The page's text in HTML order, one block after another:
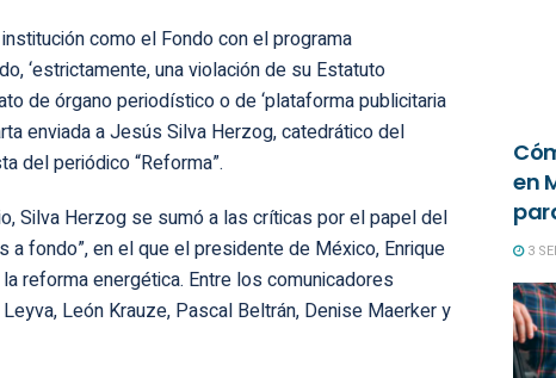
como el Fondo con el programa
‘estrictamente, una violación de su Estatuto
de órgano periodístico o de ‘plataforma publicitaria
enviada a Jesús Silva Herzog, catedrático del
del periódico “Reforma”.
Silva Herzog se sumó a las críticas por el papel del
a fondo”, en el que el presidente de México, Enrique
reforma energética. Entre los comunicadores
León Krauze, Pascal Beltrán, Denise Maerker y
en
3